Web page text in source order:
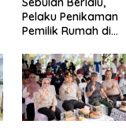
Pelaku Penikaman
Pemilik Rumah di
Diburu Polisi